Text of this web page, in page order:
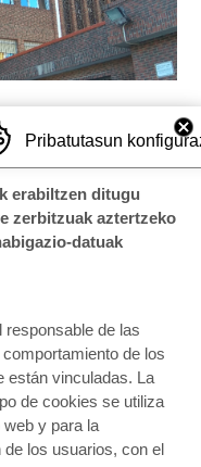
Pribatutasun
erabiltzen ditugu
zerbitzuak aztertzeko
datuak
responsable de las
de los
están vinculadas. La
de cookies se utiliza
y para la
los usuarios, con el